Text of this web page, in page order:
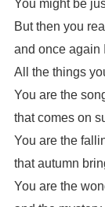
You might be
But then you
and once again
All the things
You are the
that comes on
You are the
that autumn
You are the